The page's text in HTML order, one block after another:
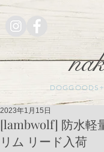
[lambwolf] 防水軽
リム リード入荷
2023年1月15日